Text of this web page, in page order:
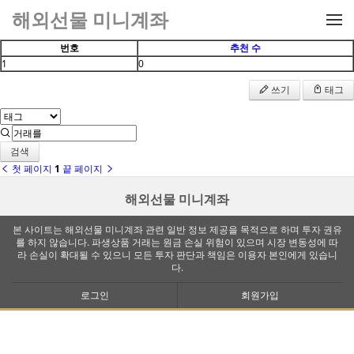
메뉴 건너뛰기
해외선물 미니계좌
번호
추천 수
1
0
쓰기
태그
검색
첫 페이지 1 끝 페이지
해외선물 미니계좌
본 사이트는 해외선물 미니계좌 관련 일반 정보 제공을 목적으로 하며 투자 권유
를 하지 않습니다. 파생상품 거래는 원금 손실 위험이 있으며 시장 변동성에 따
라 손실이 확대될 수 있으니 모든 투자 판단과 책임은 이용자 본인에게 있습니
다.
로그인 회원가입